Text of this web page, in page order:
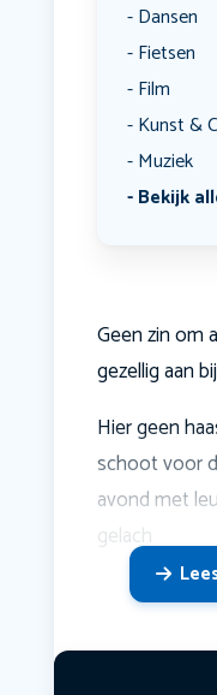
Dansen
Fietsen
Film
Kunst &
Muziek
Bekijk
Geen zin om
gezellig aan
Hier geen
schoot voor
avond met
gelach